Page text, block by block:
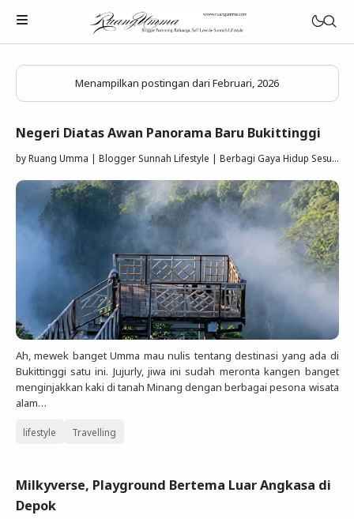
Parenting Islami
Rumah Tangga Muslimah
Lifestyle Keluarga Sunnah
Review & Rekomendasi
Menampilkan postingan dari Februari, 2026
Negeri Diatas Awan Panorama Baru Bukittinggi
byRuang Umma | Blogger Sunnah Lifestyle | Berbagi Gaya Hidup Sesuai Quran Sunnah
Ah, mewek banget Umma mau nulis tentang destinasi yang ada di
Bukittinggi satu ini. Jujurly, jiwa ini sudah meronta kangen banget
menginjakkan kaki di tanah Minang dengan berbagai pesona wisata
alam…
lifestyle Travelling
Milkyverse, Playground Bertema Luar Angkasa di
Depok